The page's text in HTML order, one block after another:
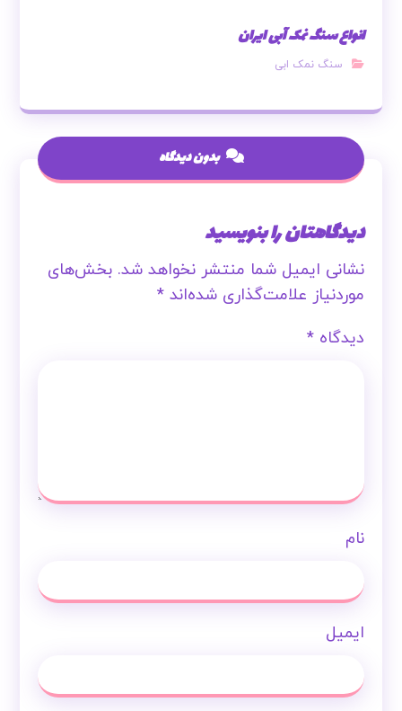
انواع سنگ نمک آبی ایران
سنگ نمک ابی
بدون دیدگاه
دیدگاهتان را بنویسید
نشانی ایمیل شما منتشر نخواهد شد. بخش‌های
موردنیاز علامت‌گذاری شده‌اند*
دیدگاه*
نام
ایمیل